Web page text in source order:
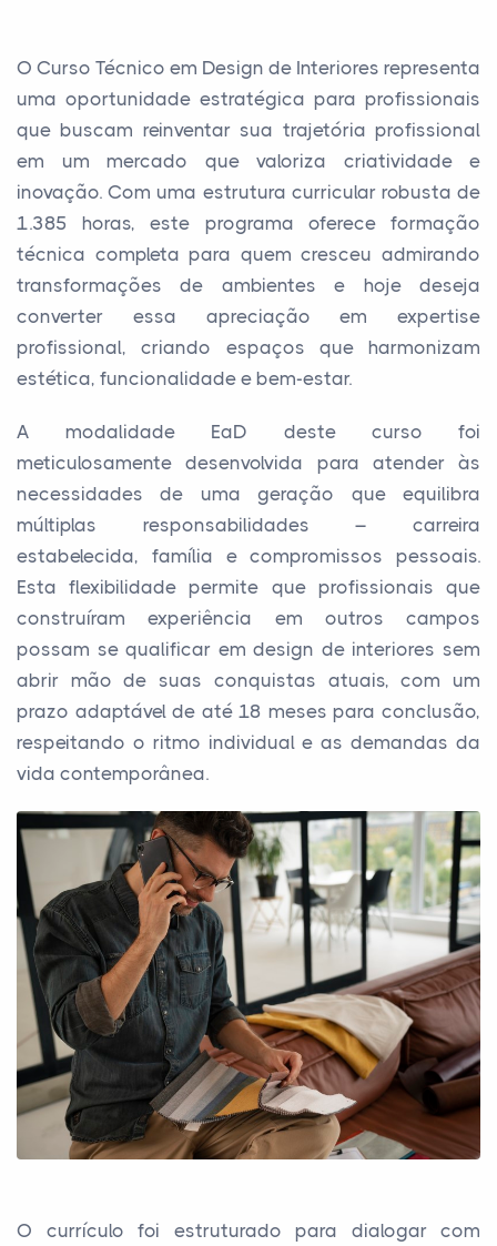
O Curso Técnico em Design de Interiores representa
uma oportunidade estratégica para profissionais
que buscam reinventar sua trajetória profissional
em um mercado que valoriza criatividade e
inovação. Com uma estrutura curricular robusta de
1.385 horas, este programa oferece formação
técnica completa para quem cresceu admirando
transformações de ambientes e hoje deseja
converter essa apreciação em expertise
profissional, criando espaços que harmonizam
estética, funcionalidade e bem-estar.
A modalidade EaD deste curso foi
meticulosamente desenvolvida para atender às
necessidades de uma geração que equilibra
múltiplas responsabilidades – carreira
estabelecida, família e compromissos pessoais.
Esta flexibilidade permite que profissionais que
construíram experiência em outros campos
possam se qualificar em design de interiores sem
abrir mão de suas conquistas atuais, com um
prazo adaptável de até 18 meses para conclusão,
respeitando o ritmo individual e as demandas da
vida contemporânea.
O currículo foi estruturado para dialogar com